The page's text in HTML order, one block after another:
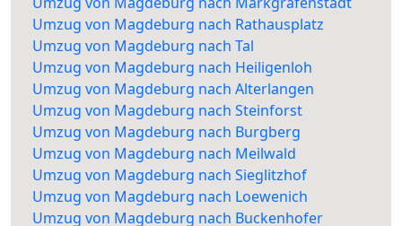
Umzug von Magdeburg nach Rathausplatz
Umzug von Magdeburg nach Tal
Umzug von Magdeburg nach Heiligenloh
Umzug von Magdeburg nach Alterlangen
Umzug von Magdeburg nach Steinforst
Umzug von Magdeburg nach Burgberg
Umzug von Magdeburg nach Meilwald
Umzug von Magdeburg nach Sieglitzhof
Umzug von Magdeburg nach Loewenich
Umzug von Magdeburg nach Buckenhofer